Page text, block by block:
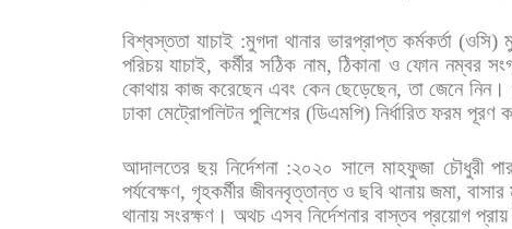
বিশ্বস্ততা যাচাই :মুগদা থানার ভারপ্রাপ্ত কর্মকর্তা (ওসি)
পরিচয় যাচাই, কর্মীর সঠিক নাম,ঠিকানা ও ফোন নম্বর
কোথায় কাজ করেছেন এবং কেন ছেড়েছেন,তা জেনে নিন।
ঢাকা মেট্রোপলিটন পুলিশের (ডিএমপি) নির্ধারিত ফরম পূরণ
আদালতের ছয় নির্দেশনা:২০২০ সালে মাহফুজা চৌধুরী
পর্যবেক্ষণ, গৃহকর্মীর জীবনবৃত্তান্ত ও ছবি থানায় জমা,বাসার
থানায় সংরক্ষণ। অথচ এসব নির্দেশনার বাস্তব প্রয়োগ প্রায়